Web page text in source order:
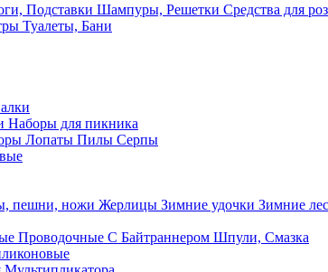
Подставки Шампуры, Решетки Средства для
Туалеты, Бани
Наборы для пикника
Лопаты Пилы Серпы
пешни, ножи Жерлицы Зимние удочки Зимние
Проводочные С Байтраннером Шпули, Смазка